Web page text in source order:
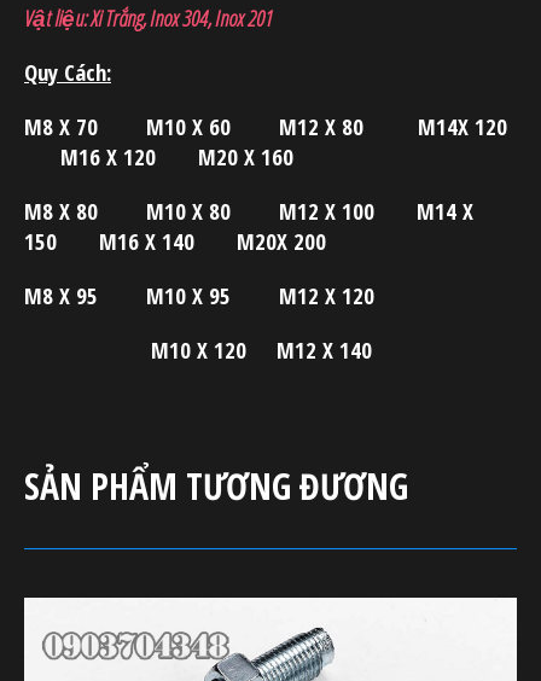
Vật liệu: Xi Trắng, Inox 304, Inox 201
Quy Cách:
M8 X 70 M10 X 60 M12 X 80 M14X 120
M16 X 120 M20 X 160
M8 X 80 M10 X 80 M12 X 100 M14 X
150 M16 X 140 M20X 200
M8 X 95 M10 X 95 M12 X 120
M10 X 120 M12 X 140
SẢN PHẨM TƯƠNG ĐƯƠNG